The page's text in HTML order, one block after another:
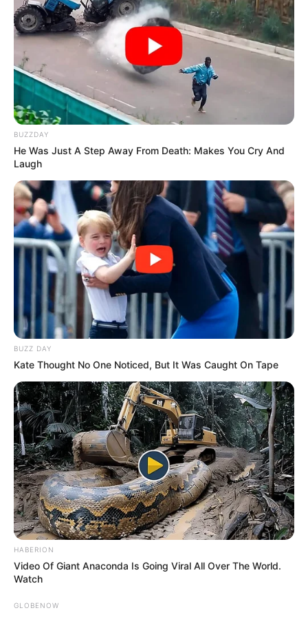
Country.
En Bogotá se adelanta un consejo de
seguridad en la
alcaldía mayor, en donde participa la alcaldesa Claudia
López,Aníbal Fernández de Soto secretario de Seguridad
y el general Eliecer Camacho Comandante de la Policía
Metropolitana de Bogotá.
ALERTA BOGOTÁ EN GOOGLE NEWS
TEMAS RELACIONADOS
BOGOTÁ ASESINATO RECOMPENSA
MANTÉNGASE EN ALERTA
interesan. Para estar bien informado, por
favor, active las notificaciones de Alerta.
ACTIVAR AHORA
TEMAS DESTACADOS
RECIBO DEL AGUA
LOCALIDAD DE USAQUÉN
CUNDINAMARCA
CORTES DE LUZ
LOCALIDAD DE ENGATIVÁ
REGIOTRAM DE OCCIDENTE
LOCALIDAD DE SUBA
BUZZDAY
He Was Just A Step Away From Death: Makes You Cry And
Laugh
BUZZ DAY
Kate Thought No One Noticed, But It Was Caught On Tape
HABERION
Video Of Giant Anaconda Is Going Viral All Over The World.
Watch
GLOBENOW